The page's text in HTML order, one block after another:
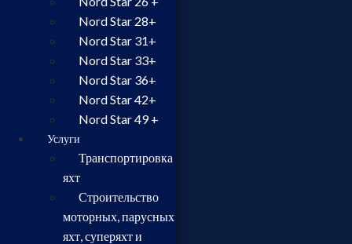
Nord Star 28+
Nord Star 31+
Nord Star 33+
Nord Star 36+
Nord Star 42+
Nord Star 49 +
Услуги
Транспортировка
яхт
Строительство
моторных, парусных
яхт, суперяхт и